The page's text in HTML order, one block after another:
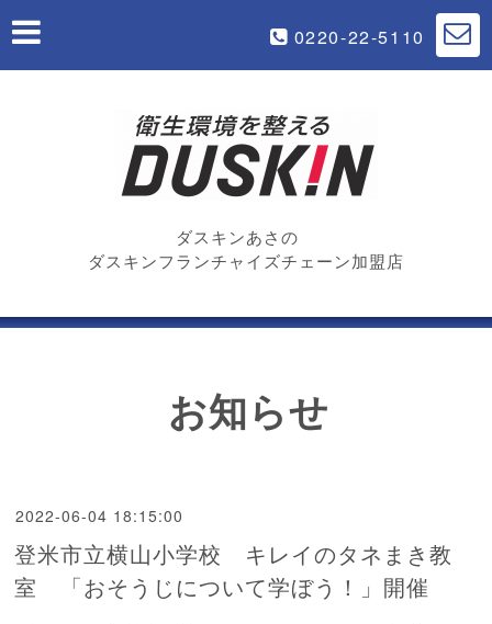
0220-22-5110
ダスキンあさの
ダスキンフランチャイズチェーン加盟店
お知らせ
2022-06-04 18:15:00
登米市立横山小学校 キレイのタネまき教
室 「おそうじについて学ぼう！」開催